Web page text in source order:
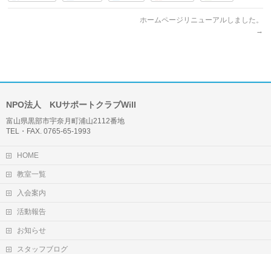
ホームページリニューアルしました。
→
NPO法人 KUサポートクラブWill
富山県黒部市宇奈月町浦山2112番地
TEL・FAX. 0765-65-1993
HOME
教室一覧
入会案内
活動報告
お知らせ
スタッフブログ